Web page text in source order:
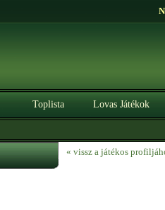
Toplista Lovas Játékok
« vissz a játékos